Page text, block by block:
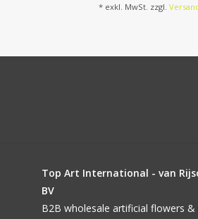
* exkl. MwSt. zzgl.
Top Art International - van
BV
B2B wholesale artificial flowers &